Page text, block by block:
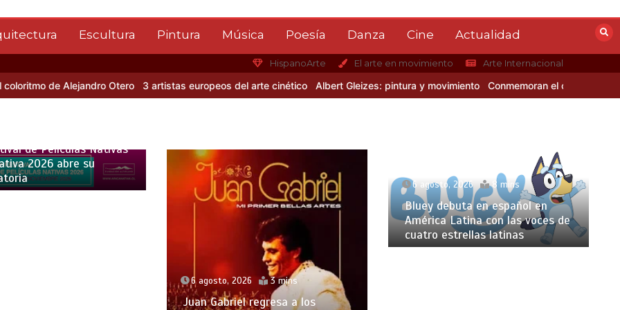
Escultura Pintura Música Poesía Danza Cine Actualidad
HispanoArte El arte en movimiento Arte Internacional
de Alejandro Otero 3 artistas europeos del arte cinético Albert Gleizes: pintura y movimiento Conmemoran el centenario del
de Películas Nativas
2026 abre su
6 agosto, 2026 3 mins
Juan Gabriel regresa a los
6 agosto, 2026 8 mins
Bluey debuta en español en
América Latina con las voces de
cuatro estrellas latinas